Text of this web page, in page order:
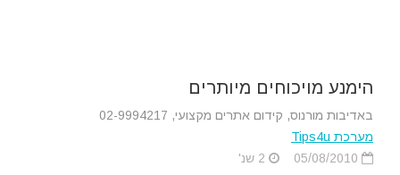
הימנע מויכוחים מיותרים
באדיבות מורנוס, קידום אתרים מקצועי, 02-9994217
מערכת Tips4u